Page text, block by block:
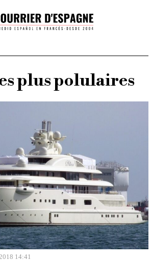
plus polulaires
14:41